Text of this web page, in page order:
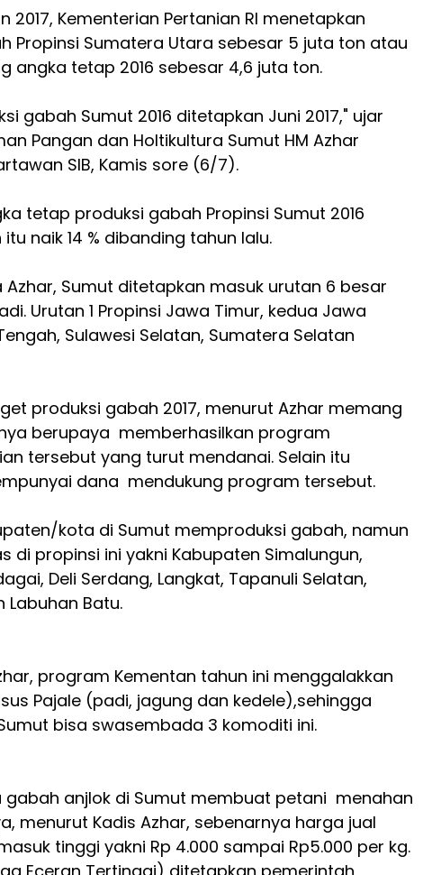
2017, Kementerian Pertanian RI menetapkan
Propinsi Sumatera Utara sebesar 5 juta ton atau
angka tetap 2016 sebesar 4,6 juta ton.
gabah Sumut 2016 ditetapkan Juni 2017," ujar
Pangan dan Holtikultura Sumut HM Azhar
SIB, Kamis sore (6/7).
tetap produksi gabah Propinsi Sumut 2016
naik 14 % dibanding tahun lalu.
Azhar, Sumut ditetapkan masuk urutan 6 besar
Urutan 1 Propinsi Jawa Timur, kedua Jawa
Sulawesi Selatan, Sumatera Selatan
produksi gabah 2017, menurut Azhar memang
berupaya memberhasilkan program
tersebut yang turut mendanai. Selain itu
dana mendukung program tersebut.
kota di Sumut memproduksi gabah, namun
di propinsi ini yakni Kabupaten Simalungun,
Deli Serdang, Langkat, Tapanuli Selatan,
Labuhan Batu.
program Kementan tahun ini menggalakkan
Pajale (padi, jagung dan kedele),sehingga
bisa swasembada 3 komoditi ini.
gabah anjlok di Sumut membuat petani menahan
menurut Kadis Azhar, sebenarnya harga jual
tinggi yakni Rp 4.000 sampai Rp5.000 per kg.